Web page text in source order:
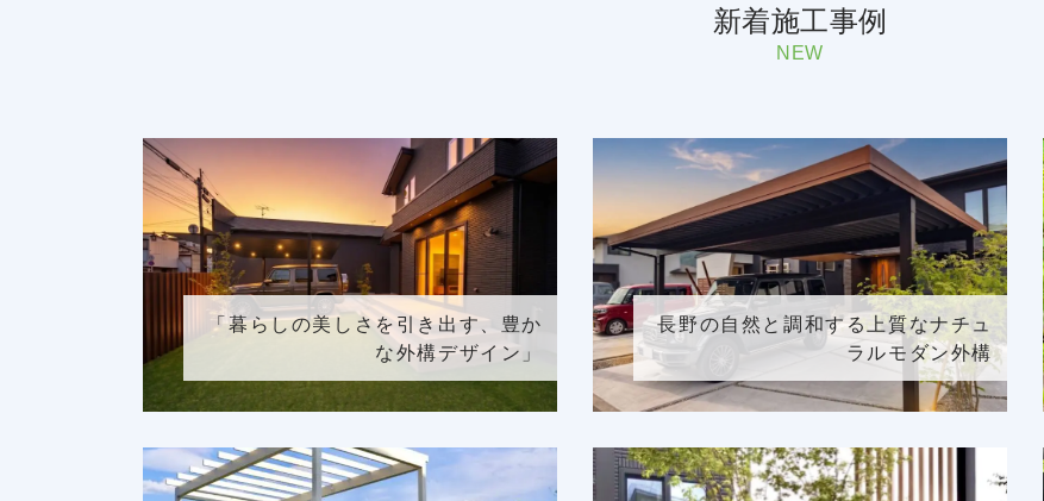
新着施工事例
NEW
「暮らしの美しさを引き出す、豊か
な外構デザイン」
長野の自然と調和する上質なナチュ
ラルモダン外構